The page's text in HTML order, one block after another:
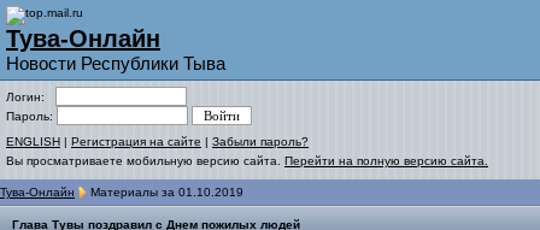
Тува-Онлайн
Новости Республики Тыва
Логин:
Пароль:
ENGLISH | Регистрация на сайте | Забыли пароль?
Вы просматриваете мобильную версию сайта. Перейти на полную версию сайта.
Тува-Онлайн Материалы за 01.10.2019
Глава Тувы поздравил с Днем пожилых людей